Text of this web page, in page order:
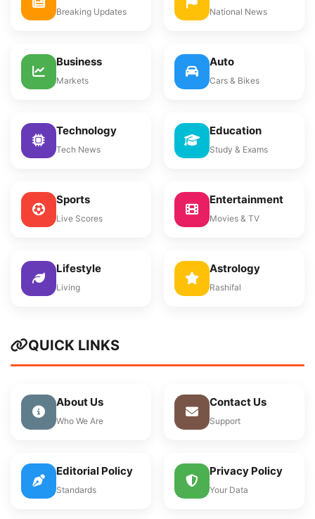
Breaking Updates National News
Business
Markets
Auto
Cars & Bikes
Technology
Tech News
Education
Study & Exams
Sports
Live Scores
Entertainment
Movies & TV
Lifestyle
Living
Astrology
Rashifal
QUICK LINKS
About Us
Who We Are
Contact Us
Support
Editorial Policy
Standards
Privacy Policy
Your Data